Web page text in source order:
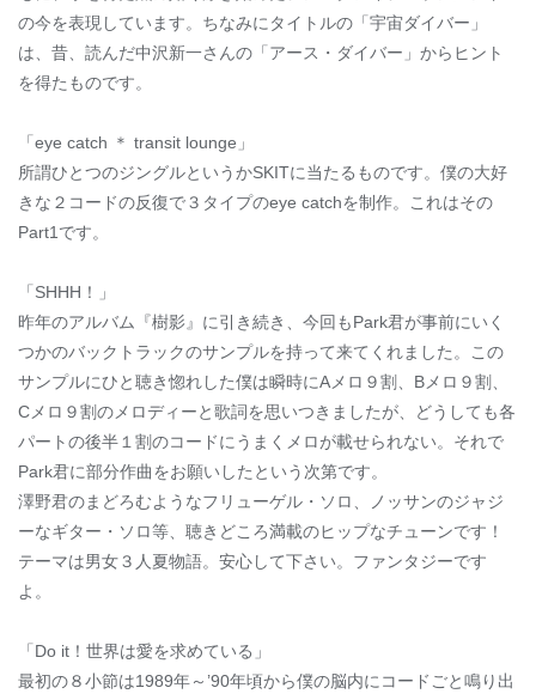
の今を表現しています。ちなみにタイトルの「宇宙ダイバー」
は、昔、読んだ中沢新一さんの「アース・ダイバー」からヒント
を得たものです。
「eye catch ＊ transit lounge」
所謂ひとつのジングルというかSKITに当たるものです。僕の大好
きな２コードの反復で３タイプのeye catchを制作。これはその
Part1です。
「SHHH！」
昨年のアルバム『樹影』に引き続き、今回もPark君が事前にいく
つかのバックトラックのサンプルを持って来てくれました。この
サンプルにひと聴き惚れした僕は瞬時にAメロ９割、Bメロ９割、
Cメロ９割のメロディーと歌詞を思いつきましたが、どうしても各
パートの後半１割のコードにうまくメロが載せられない。それで
Park君に部分作曲をお願いしたという次第です。
澤野君のまどろむようなフリューゲル・ソロ、ノッサンのジャジ
ーなギター・ソロ等、聴きどころ満載のヒップなチューンです！
テーマは男女３人夏物語。安心して下さい。ファンタジーです
よ。
「Do it！世界は愛を求めている」
最初の８小節は1989年～’90年頃から僕の脳内にコードごと鳴り出